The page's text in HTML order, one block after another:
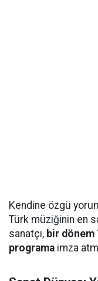
Kendine özgü
Türk müziğinin en
sanatçı, bir dönem
programa imza